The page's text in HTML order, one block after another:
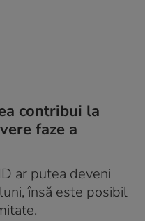
contribui la
faze a
ar putea deveni
însă este posibil